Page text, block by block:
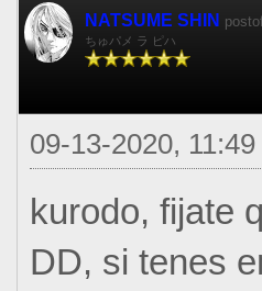
NATSUME SHIN
ちゅパメ ラ ピハ
09-13-2020, 11:49
kurodo, fijate
DD, si tenes